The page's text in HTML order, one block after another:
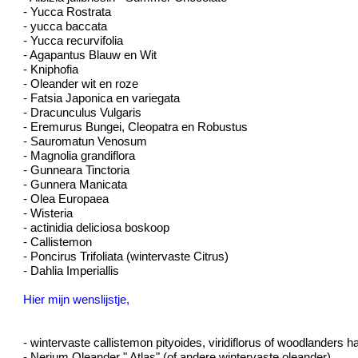
- Yucca Rostrata
- yucca baccata
- Yucca recurvifolia
- Agapantus Blauw en Wit
- Kniphofia
- Oleander wit en roze
- Fatsia Japonica en variegata
- Dracunculus Vulgaris
- Eremurus Bungei, Cleopatra en Robustus
- Sauromatun Venosum
- Magnolia grandiflora
- Gunneara Tinctoria
- Gunnera Manicata
- Olea Europaea
- Wisteria
- actinidia deliciosa boskoop
- Callistemon
- Poncirus Trifoliata (wintervaste Citrus)
- Dahlia Imperiallis
Hier mijn wenslijstje,
- wintervaste callistemon pityoides, viridiflorus of woodlanders